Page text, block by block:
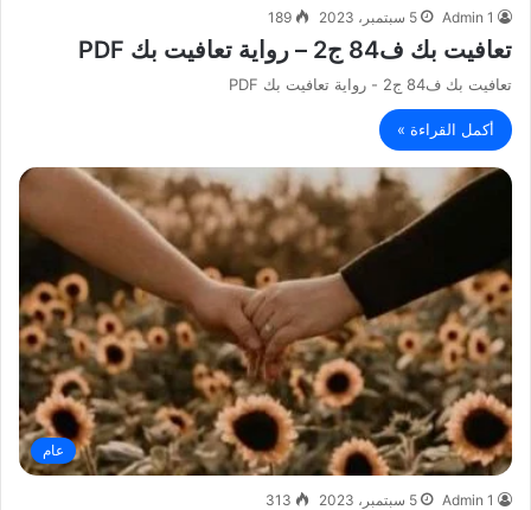
Admin 1 5 سبتمبر، 2023 189
تعافيت بك ف84 ج2 – رواية تعافيت بك PDF
تعافيت بك ف84 ج2 - رواية تعافيت بك PDF
أكمل القراءة »
عام
Admin 1 5 سبتمبر، 2023 313